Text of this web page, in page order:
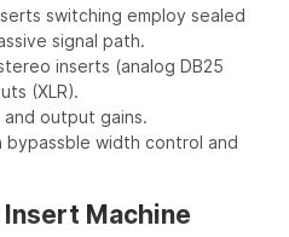
switching employ sealed
signal path.
inserts (analog DB25
(XLR).
output gains.
width control and
Insert Machine